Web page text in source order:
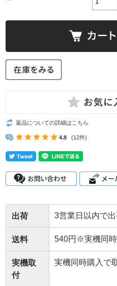
返品についての詳細はこちら
4.8 (12件)
出荷 3営業日以内で
送料 540円※実機同
実機取
付
実機同時購入で